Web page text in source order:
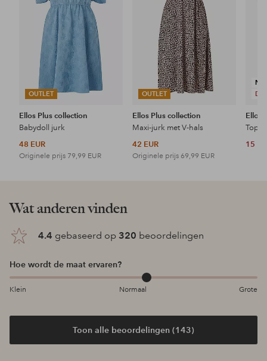
OUTLET
Ellos Plus collection
Babydoll jurk
48 EUR
Originele prijs 79,99 EUR
OUTLET
Ellos Plus collection
Maxi-jurk met V-hals
42 EUR
Originele prijs 69,99 EUR
Ellos
Topje
15
Wat anderen vinden
4.4 gebaseerd op 320 beoordelingen
Hoe wordt de maat ervaren?
Klein Normaal Grote
Toon alle beoordelingen (143)